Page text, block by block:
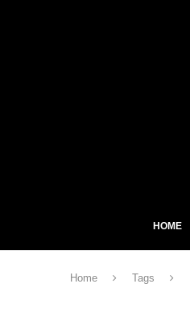
HOME
Home Tags